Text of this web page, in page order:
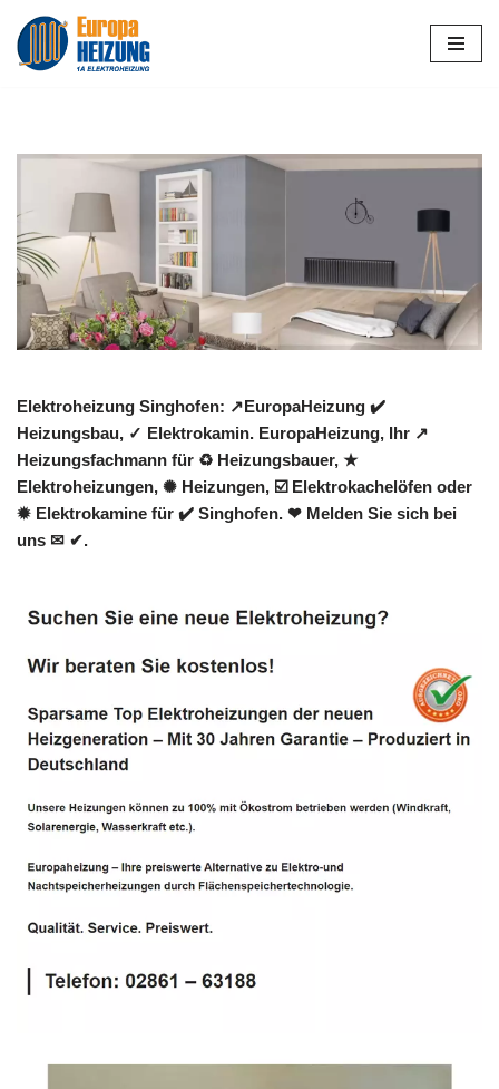
Zum
Elektroheizung Singhofen: ↗️EuropaHeizung ✔️
Heizungsbau, ✓ Elektrokamin. EuropaHeizung, Ihr ↗️
Heizungsfachmann für ♻ Heizungsbauer, ★
Elektroheizungen, ✺ Heizungen, ☑️ Elektrokachelöfen oder
✹ Elektrokamine für ✔️ Singhofen. ❤ Melden Sie sich bei
uns ✉ ✔.